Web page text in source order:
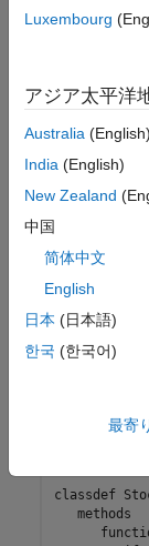
サブクラス
サブクラス コ
クターを呼び
...
ここで、
SuperClass...
ークラス コン
れるクラスの
classdef
methods
Luxembourg
アジア太平洋
Australia (English)
India (English)
New Zealand
中国
简体中文
English
日本 (日本語)
한국 (한국어)
最寄